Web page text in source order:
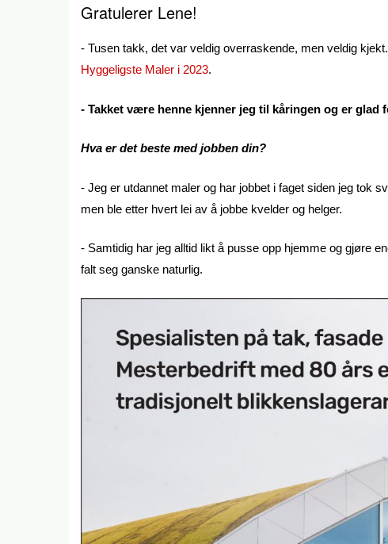
Gratulerer Lene!
- Tusen takk, det var veldig overraskende, men veldig
Hyggeligste Maler i 2023.
- Takket være henne kjenner jeg til kåringen og er glad
Hva er det beste med jobben din?
- Jeg er utdannet maler og har jobbet i faget siden jeg tok
men ble etter hvert lei av å jobbe kvelder og helger.
- Samtidig har jeg alltid likt å pusse opp hjemme og gjøre
falt seg ganske naturlig.